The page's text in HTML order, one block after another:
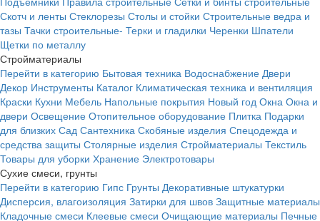
Скотч и ленты Стеклорезы Столы и стойки Строительные ведра и
тазы Тачки строительные- Терки и гладилки Черенки Шпатели
Щетки по металлу
Стройматериалы
Перейти в категорию Бытовая техника Водоснабжение Двери
Декор Инструменты Каталог Климатическая техника и вентиляция
Краски Кухни Мебель Напольные покрытия Новый год Окна Окна и
двери Освещение Отопительное оборудование Плитка Подарки
для близких Сад Сантехника Скобяные изделия Спецодежда и
средства защиты Столярные изделия Стройматериалы Текстиль
Товары для уборки Хранение Электротовары
Сухие смеси, грунты
Перейти в категорию Гипс Грунты Декоративные штукатурки
Дисперсия, влагоизоляция Затирки для швов Защитные материалы
Кладочные смеси Клеевые смеси Очищающие материалы Печные